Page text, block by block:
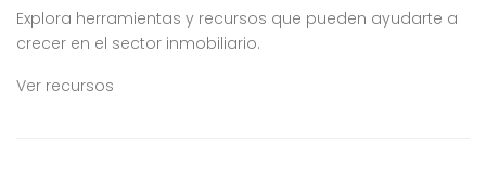
Explora herramientas y recursos que pueden ayudarte a
crecer en el sector inmobiliario.
Ver recursos